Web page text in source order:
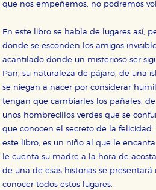
que nos empeñemos, no podremos
En este libro se habla de lugares así,
donde se esconden los amigos
acantilado donde un misterioso ser
Pan, su naturaleza de pájaro, de una
se niegan a nacer por considerar
tengan que cambiarles los pañales,
unos hombrecillos verdes que se
que conocen el secreto de la
este libro, es un niño al que le
le cuenta su madre a la hora de
de una de esas historias se presentará
conocer todos estos lugares.